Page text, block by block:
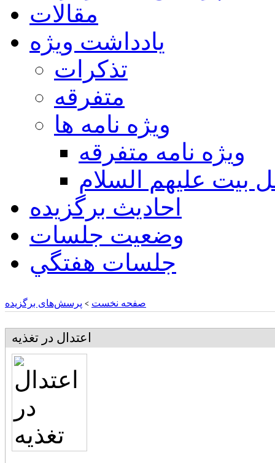
مقالات
یادداشت ویژه
تذكرات
متفرقه
ويژه نامه ها
ويژه نامه متفرقه
بيت عليهم السلام
احادیث برگزیده
وضعیت جلسات
جلسات هفتگي
صفحه نخست > پرسش‌های برگزیده
اعتدال در تغذيه